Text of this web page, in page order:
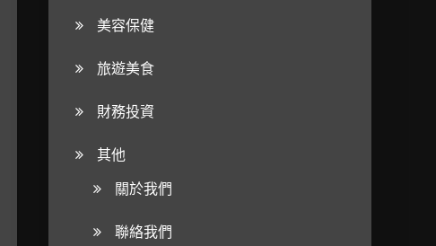
美容保健
旅遊美食
財務投資
其他
關於我們
聯絡我們